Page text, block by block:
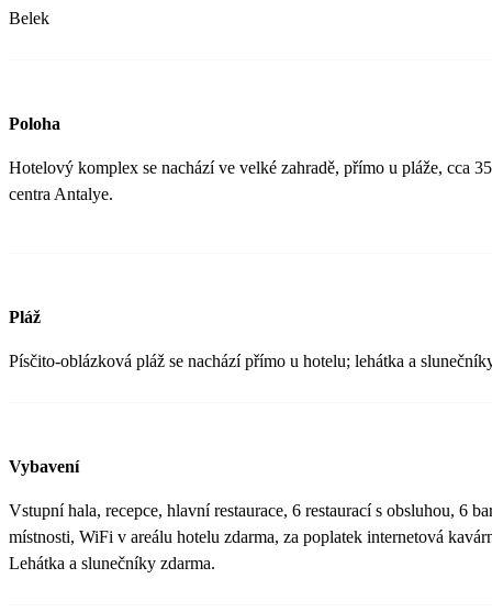
Belek
Poloha
Hotelový komplex se nachází ve velké zahradě, přímo u pláže, cca
centra Antalye.
Pláž
Písčito-oblázková pláž se nachází přímo u hotelu; lehátka a
Vybavení
Vstupní hala, recepce, hlavní restaurace, 6 restaurací s obsluhou, 6
místnosti, WiFi v areálu hotelu zdarma, za poplatek internetová
Lehátka a slunečníky zdarma.